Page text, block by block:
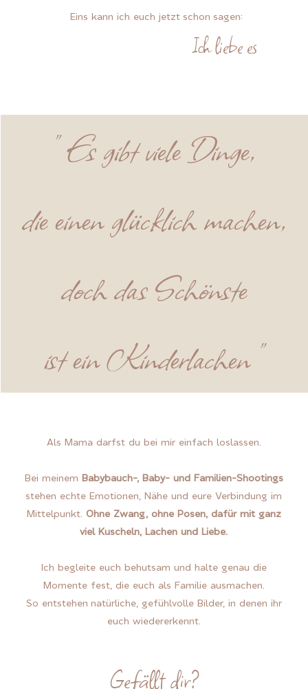
Eins kann ich euch jetzt schon sagen:
Ich liebe es
" Es gibt viele Dinge,
die einen glücklich machen,
doch das Schönste
ist ein Kinderlachen "
Als Mama darfst du bei mir einfach loslassen.
Bei meinem Babybauch-, Baby- und Familien-Shootings
stehen echte Emotionen, Nähe und eure Verbindung im
Mittelpunkt. Ohne Zwang, ohne Posen, dafür mit ganz
viel Kuscheln, Lachen und Liebe.
Ich begleite euch behutsam und halte genau die
Momente fest, die euch als Familie ausmachen.
So entstehen natürliche, gefühlvolle Bilder, in denen ihr
euch wiedererkennt.
Gefällt dir?